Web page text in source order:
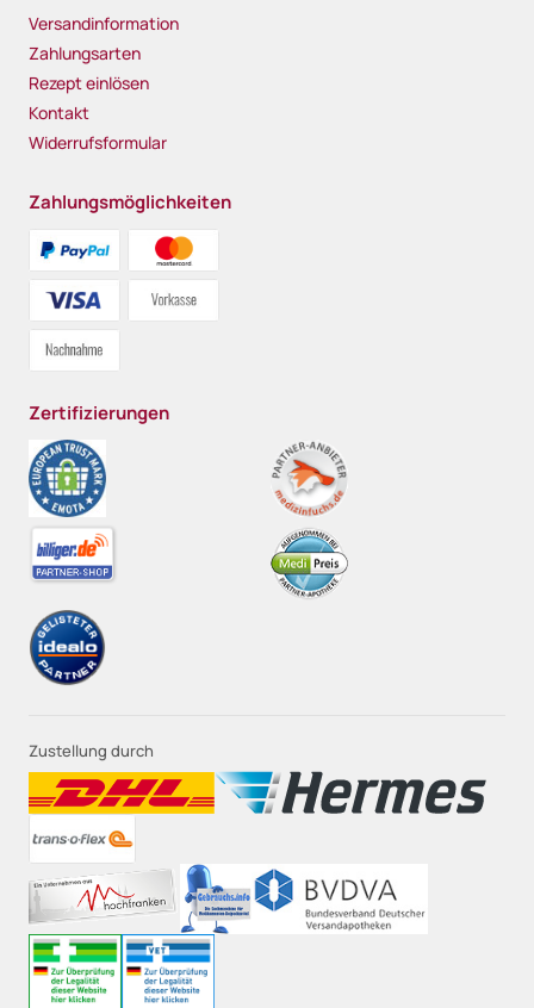
Versandinformation
Zahlungsarten
Rezept einlösen
Kontakt
Widerrufsformular
Zahlungsmöglichkeiten
Zertifizierungen
Zustellung durch